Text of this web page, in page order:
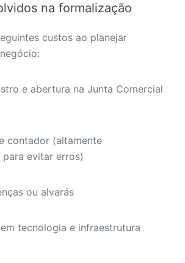
na formalização
custos ao planejar
e abertura na Junta Comercial
contador (altamente
evitar erros)
ou alvarás
tecnologia e infraestrutura